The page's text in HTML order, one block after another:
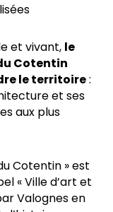
et vivant, le
Cotentin
le territoire:
et ses
aux plus
Cotentin » est
« Ville d’art et
Valognes en